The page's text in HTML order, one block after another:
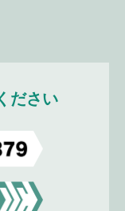
ださい